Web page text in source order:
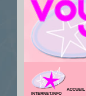
ACCUEIL
INTERNET.INFO